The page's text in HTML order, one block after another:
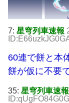
7: 星穹列車速報
60連で餅と本
餅が仮に不要
35: 星穹列車速報